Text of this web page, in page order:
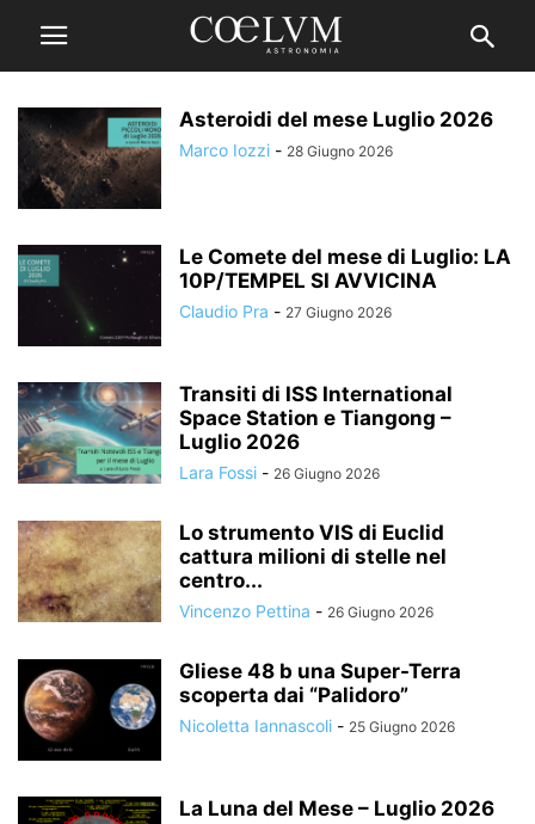
Asteroidi del mese Luglio 2026
Marco Iozzi - 28 Giugno 2026
Le Comete del mese di Luglio: LA
10P/TEMPEL SI AVVICINA
Claudio Pra - 27 Giugno 2026
Transiti di ISS International
Space Station e Tiangong –
Luglio 2026
Lara Fossi - 26 Giugno 2026
Lo strumento VIS di Euclid
cattura milioni di stelle nel
centro...
Vincenzo Pettina - 26 Giugno 2026
Gliese 48 b una Super-Terra
scoperta dai “Palidoro”
Nicoletta Iannascoli - 25 Giugno 2026
La Luna del Mese – Luglio 2026